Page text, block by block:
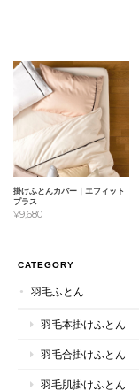
掛けふとんカバー｜エフィット
プラス
¥9,680
CATEGORY
羽毛ふとん
羽毛本掛けふとん
羽毛合掛けふとん
羽毛肌掛けふとん